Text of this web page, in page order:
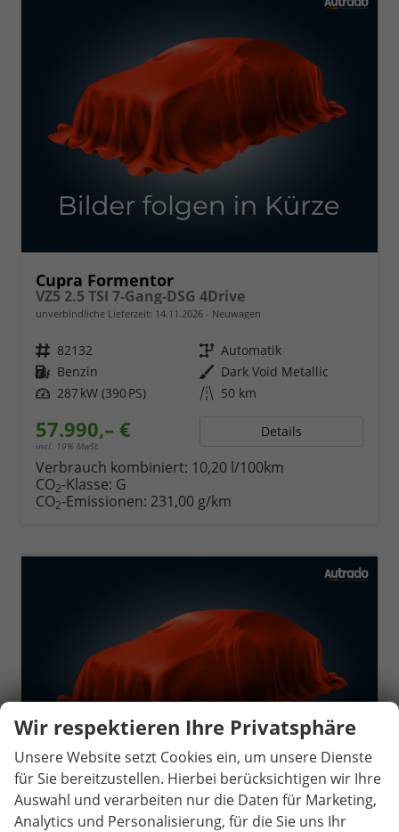
Cupra Formentor
VZ5 2.5 TSI 7-Gang-DSG 4Drive
unverbindliche Lieferzeit: 14.11.2026 Neuwagen
Fahrzeugnr. 82132 Getriebe Automatik
Kraftstoff Benzin Außenfarbe Dark Void Metallic
Leistung 287 kW (390 PS) Kilometerstand 50 km
57.990,– €
incl. 19% MwSt.
Details
Verbrauch kombiniert: 10,20 l/100km
CO2-Klasse: G
CO2-Emissionen: 231,00 g/km
Wir respektieren Ihre Privatsphäre
Unsere Website setzt Cookies ein, um unsere Dienste
für Sie bereitzustellen. Hierbei berücksichtigen wir Ihre
Auswahl und verarbeiten nur die Daten für Marketing,
Analytics und Personalisierung, für die Sie uns Ihr